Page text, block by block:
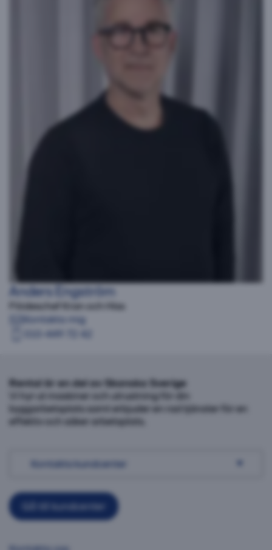
Anders Engström
Flödeschef Kran och Hiss
Kontakta mig
Rental är en del av Skanska Sverige
Vi hyr ut maskiner och utrustning för din
byggarbetsplats samt erbjuder en rad tjänster för en
effektiv och säker arbetsplats.
Kontakta kundcenter
Gå till kundcenter